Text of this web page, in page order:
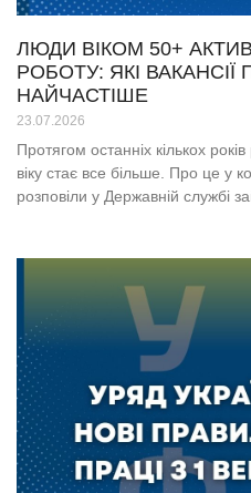
ЛЮДИ ВІКОМ 50+
РОБОТУ: ЯКІ
НАЙЧАСТІШЕ
23.07.2026
Протягом останніх кількох
віку стає все більше. Про це у
розповіли у Державній службі